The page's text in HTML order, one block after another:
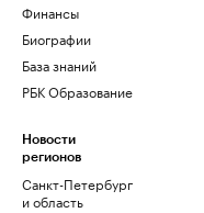
Финансы
Биографии
База знаний
РБК Образование
Новости
регионов
Санкт-Петербург
и область